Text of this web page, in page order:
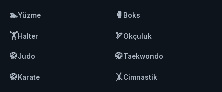
🏊Yüzme 🥊 Boks
🏋️Halter 🏹Okçuluk
🥋Judo 🥋Taekwondo
🥋Karate 🤸Cimnastik